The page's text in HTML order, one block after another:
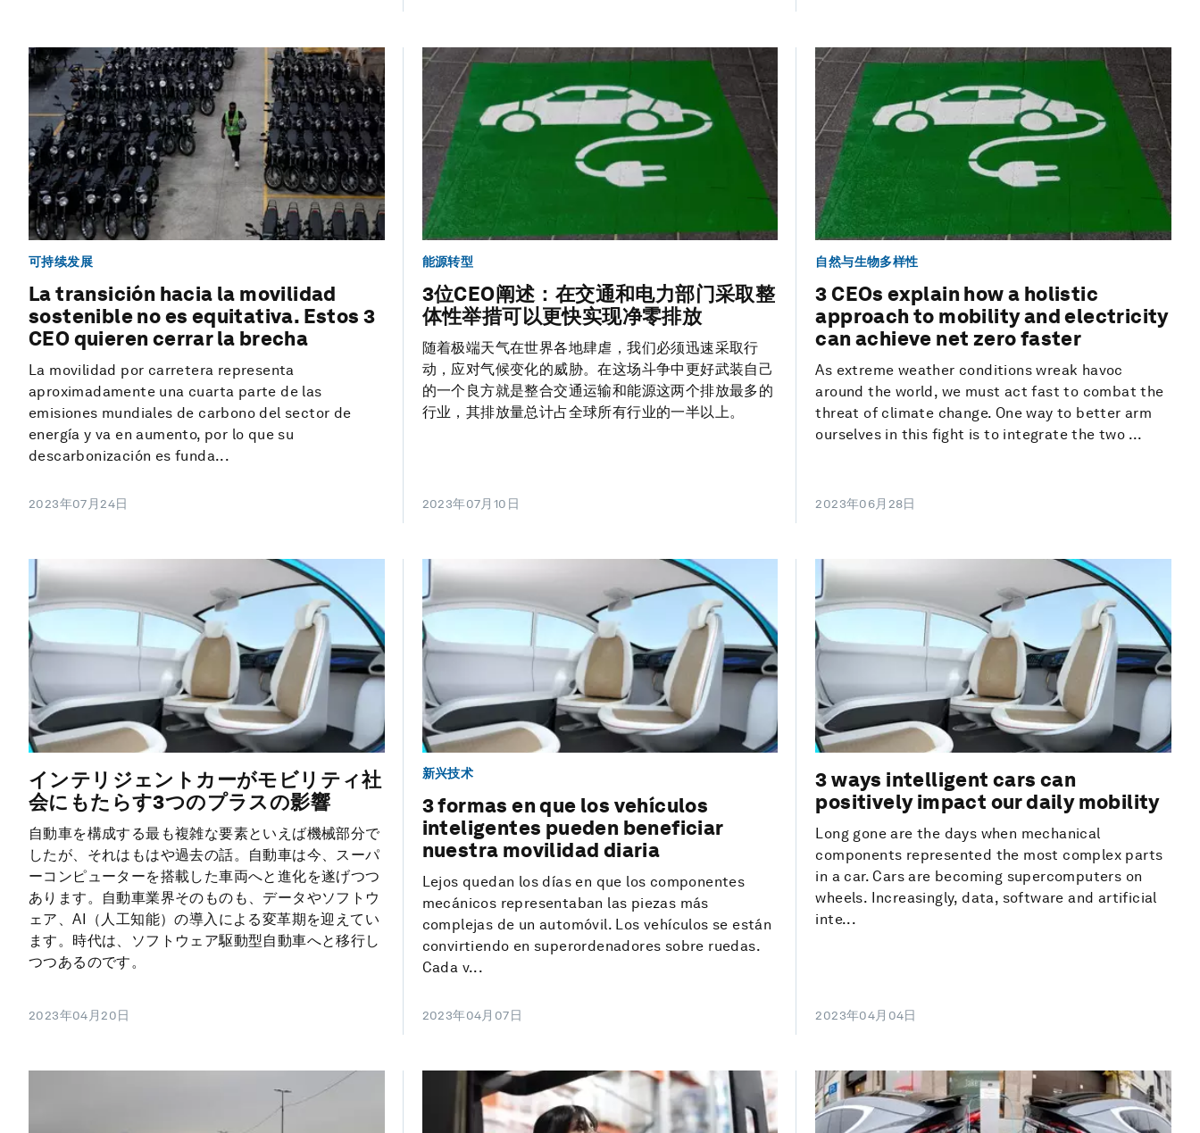
可持续发展
La transición hacia la movilidad
sostenible no es equitativa. Estos 3
CEO quieren cerrar la brecha
La movilidad por carretera representa
aproximadamente una cuarta parte de las
emisiones mundiales de carbono del sector de
energía y va en aumento, por lo que su
descarbonización es funda...
2023年07月24日
能源转型
3位CEO阐述：在交通和电力部门采取整
体性举措可以更快实现净零排放
随着极端天气在世界各地肆虐，我们必须迅速采取行
动，应对气候变化的威胁。在这场斗争中更好武装自己
的一个良方就是整合交通运输和能源这两个排放最多的
行业，其排放量总计占全球所有行业的一半以上。
2023年07月10日
自然与生物多样性
3 CEOs explain how a holistic
approach to mobility and electricity
can achieve net zero faster
As extreme weather conditions wreak havoc
around the world, we must act fast to combat the
threat of climate change. One way to better arm
ourselves in this fight is to integrate the two ...
2023年06月28日
インテリジェントカーがモビリティ社
会にもたらす3つのプラスの影響
自動車を構成する最も複雑な要素といえば機械部分で
したが、それはもはや過去の話。自動車は今、スーパ
ーコンピューターを搭載した車両へと進化を遂げつつ
あります。自動車業界そのものも、データやソフトウ
ェア、AI（人工知能）の導入による変革期を迎えてい
ます。時代は、ソフトウェア駆動型自動車へと移行し
つつあるのです。
2023年04月20日
新兴技术
3 formas en que los vehículos
inteligentes pueden beneficiar
nuestra movilidad diaria
Lejos quedan los días en que los componentes
mecánicos representaban las piezas más
complejas de un automóvil. Los vehículos se están
convirtiendo en superordenadores sobre ruedas.
Cada v...
2023年04月07日
3 ways intelligent cars can
positively impact our daily mobility
Long gone are the days when mechanical
components represented the most complex parts
in a car. Cars are becoming supercomputers on
wheels. Increasingly, data, software and artificial
inte...
2023年04月04日